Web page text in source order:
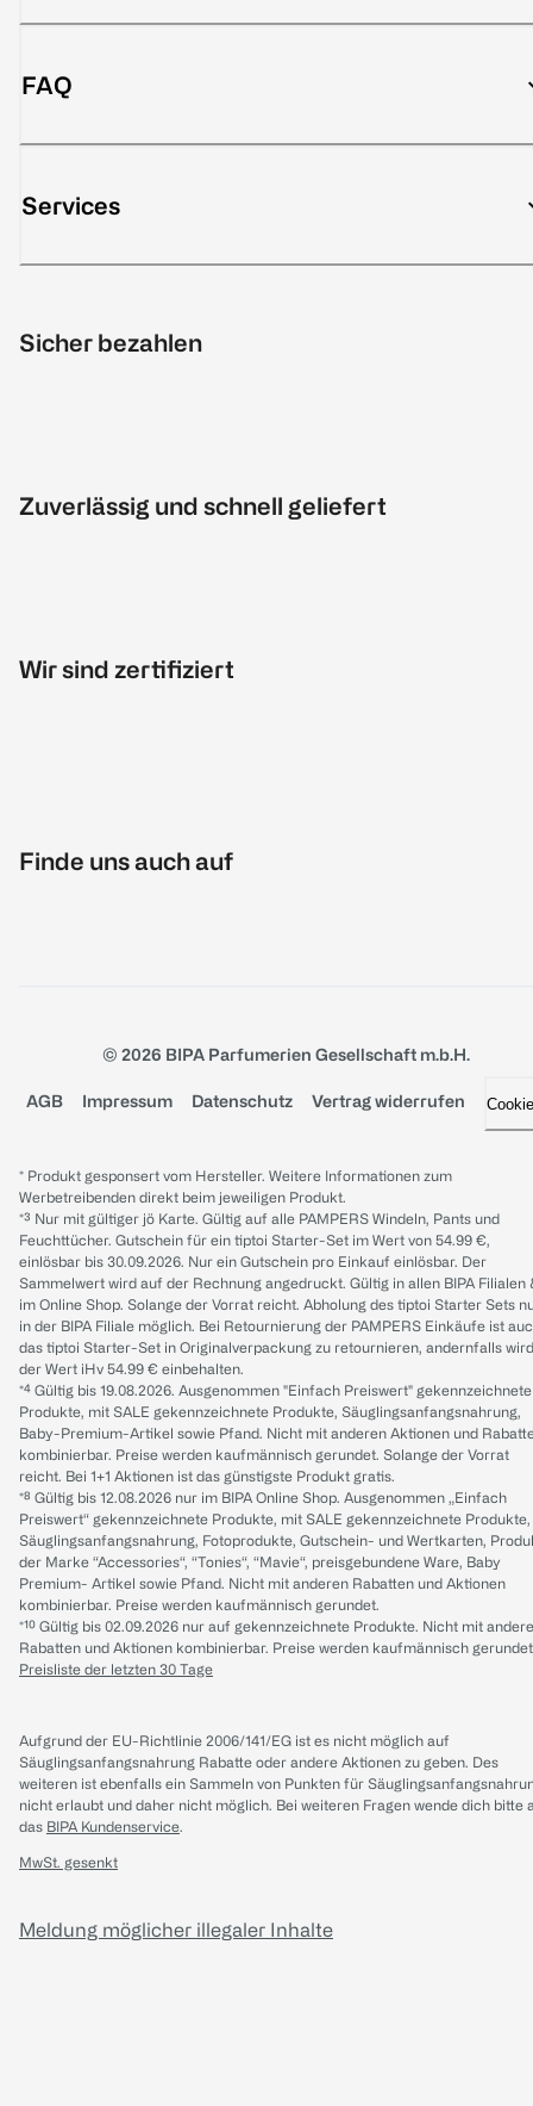
FAQ
Services
Sicher bezahlen
Zuverlässig und schnell geliefert
Wir sind zertifiziert
Finde uns auch auf
© 2026 BIPA Parfumerien Gesellschaft m.b.H.
AGB Impressum Datenschutz Vertrag widerrufen
* Produkt gesponsert vom Hersteller. Weitere Informationen zum
Werbetreibenden direkt beim jeweiligen Produkt.
*³ Nur mit gültiger jö Karte. Gültig auf alle PAMPERS Windeln, Pants und
Feuchttücher. Gutschein für ein tiptoi Starter-Set im Wert von 54.99 €,
einlösbar bis 30.09.2026. Nur ein Gutschein pro Einkauf einlösbar. Der
Sammelwert wird auf der Rechnung angedruckt. Gültig in allen BIPA Filialen
im Online Shop. Solange der Vorrat reicht. Abholung des tiptoi Starter Sets
in der BIPA Filiale möglich. Bei Retournierung der PAMPERS Einkäufe ist
das tiptoi Starter-Set in Originalverpackung zu retournieren, andernfalls wird
der Wert iHv 54.99 € einbehalten.
*⁴ Gültig bis 19.08.2026. Ausgenommen "Einfach Preiswert" gekennzeichnete
Produkte, mit SALE gekennzeichnete Produkte, Säuglingsanfangsnahrung,
Baby-Premium-Artikel sowie Pfand. Nicht mit anderen Aktionen und
kombinierbar. Preise werden kaufmännisch gerundet. Solange der Vorrat
reicht. Bei 1+1 Aktionen ist das günstigste Produkt gratis.
*⁸ Gültig bis 12.08.2026 nur im BIPA Online Shop. Ausgenommen „Einfach
Preiswert“ gekennzeichnete Produkte, mit SALE gekennzeichnete Produkte,
Säuglingsanfangsnahrung, Fotoprodukte, Gutschein- und Wertkarten,
der Marke “Accessories“, “Tonies“, “Mavie“, preisgebundene Ware, Baby
Premium- Artikel sowie Pfand. Nicht mit anderen Rabatten und Aktionen
kombinierbar. Preise werden kaufmännisch gerundet.
*¹⁰ Gültig bis 02.09.2026 nur auf gekennzeichnete Produkte. Nicht mit
Rabatten und Aktionen kombinierbar. Preise werden kaufmännisch
Preisliste der letzten 30 Tage
Aufgrund der EU-Richtlinie 2006/141/EG ist es nicht möglich auf
Säuglingsanfangsnahrung Rabatte oder andere Aktionen zu geben. Des
weiteren ist ebenfalls ein Sammeln von Punkten für
nicht erlaubt und daher nicht möglich. Bei weiteren Fragen wende dich bitte
das BIPA Kundenservice.
MwSt. gesenkt
Meldung möglicher illegaler Inhalte